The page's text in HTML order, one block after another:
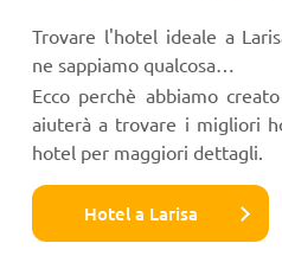
Trovare l'hotel ideale a
ne sappiamo qualcosa…
Ecco perchè abbiamo
aiuterà a trovare i migliori
hotel per maggiori dettagli.
Hotel a Larisa